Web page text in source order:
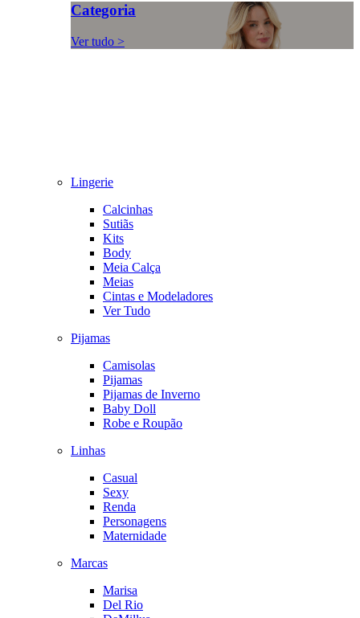
Categoria
Ver tudo >
Lingerie
Calcinhas
Sutiãs
Kits
Body
Meia Calça
Meias
Cintas e Modeladores
Ver Tudo
Pijamas
Camisolas
Pijamas
Pijamas de Inverno
Baby Doll
Robe e Roupão
Linhas
Casual
Sexy
Renda
Personagens
Maternidade
Marcas
Marisa
Del Rio